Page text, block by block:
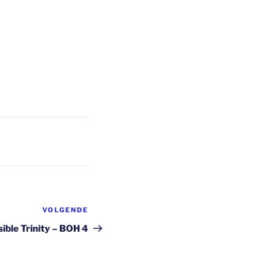
bericht
VOLGENDE
Trinity – BOH 4